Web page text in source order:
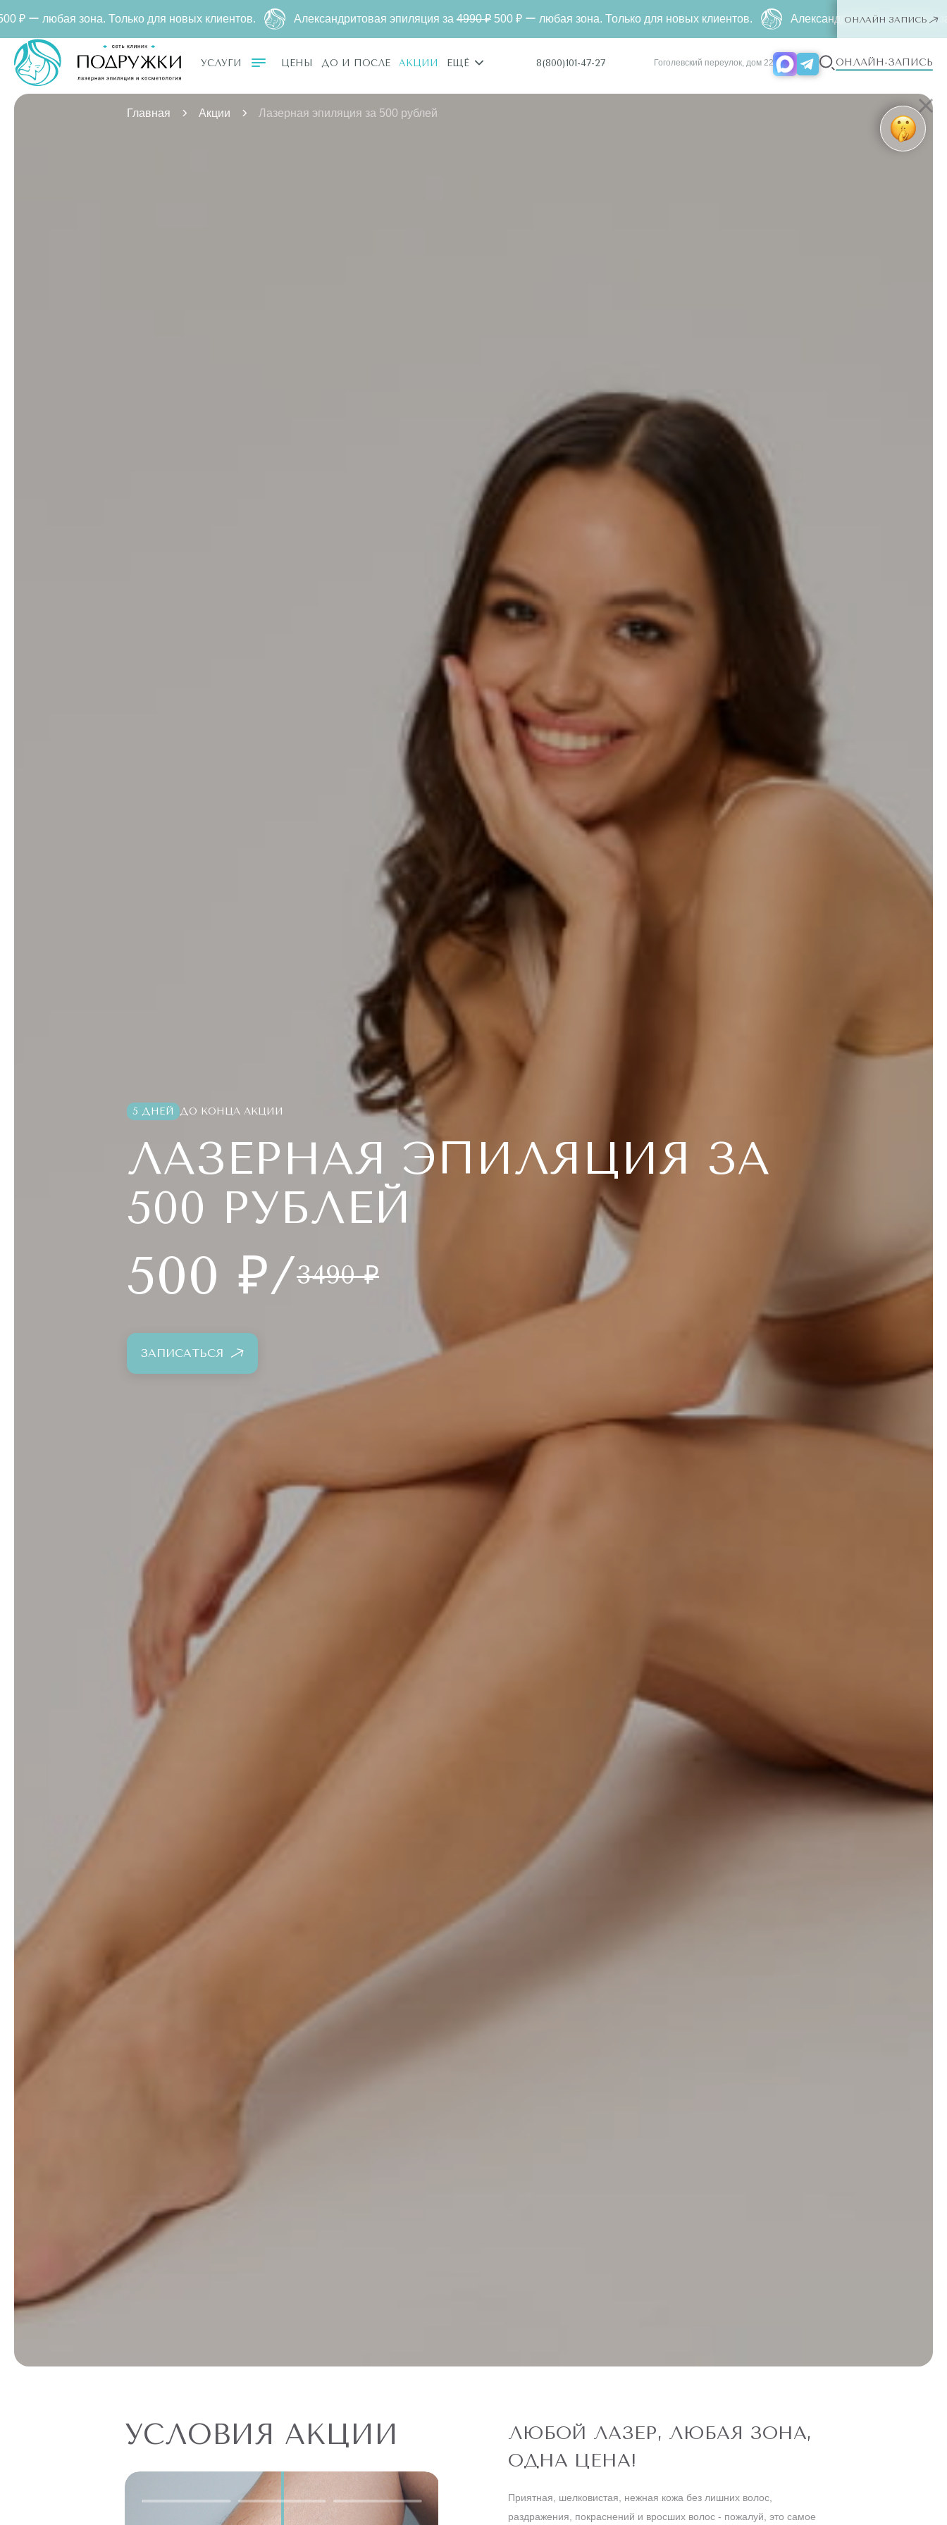
УСЛУГИ ЦЕНЫ ДО И ПОСЛЕ АКЦИИ ЕЩЁ 8(800)101-47-27 Гоголевский переулок, дом 22 ОНЛАЙН-ЗАПИСЬ
Главная Акции Лазерная эпиляция за 500 рублей
5 ДНЕЙ ДО КОНЦА АКЦИИ
ЛАЗЕРНАЯ ЭПИЛЯЦИЯ ЗА
500 РУБЛЕЙ
500 ₽/3490 ₽
ЗАПИСАТЬСЯ
УСЛОВИЯ АКЦИИ
ЛЮБОЙ ЛАЗЕР, ЛЮБАЯ ЗОНА,
ОДНА ЦЕНА!
Приятная, шелковистая, нежная кожа без лишних волос,
раздражения, покраснений и вросших волос - пожалуй, это самое
Только для новых клиентов. Александритовая эпиляция за4990 ₽500 ₽ ー любая зона. Только для новых клиентов. Александритовая эпиляция за4990 ₽500 ₽
ОНЛАЙН ЗАПИСЬ